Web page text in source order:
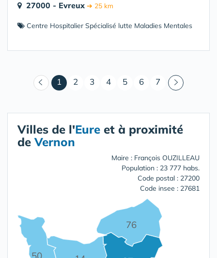
27000 - Evreux ➔ 25 km
Centre Hospitalier Spécialisé lutte Maladies Mentales
1 (courant)
2 3 4 5 6 7
Villes de l'Eure et à proximité
deVernon
Maire : François OUZILLEAU
Population : 23 777 habs.
Code postal : 27200
Code insee : 27681
76